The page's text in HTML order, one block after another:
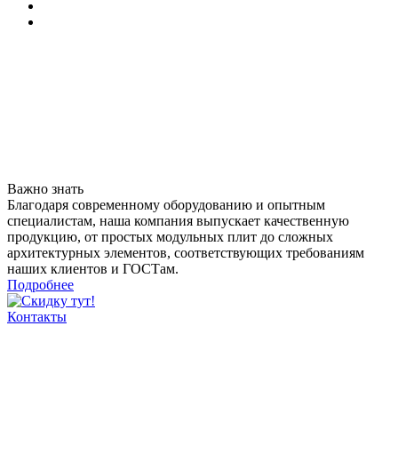
Важно знать
Благодаря современному оборудованию и опытным
специалистам, наша компания выпускает качественную
продукцию, от простых модульных плит до сложных
архитектурных элементов, соответствующих требованиям
наших клиентов и ГОСТам.
Подробнее
Контакты